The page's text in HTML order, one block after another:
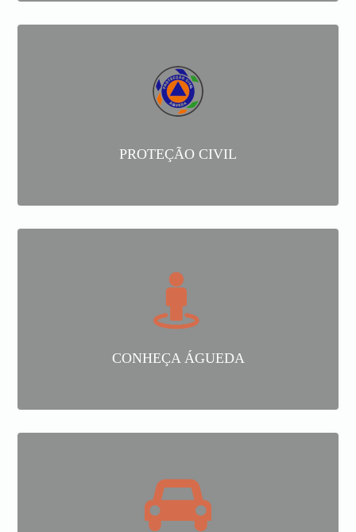
PROTEÇÃO CIVIL
CONHEÇA ÁGUEDA